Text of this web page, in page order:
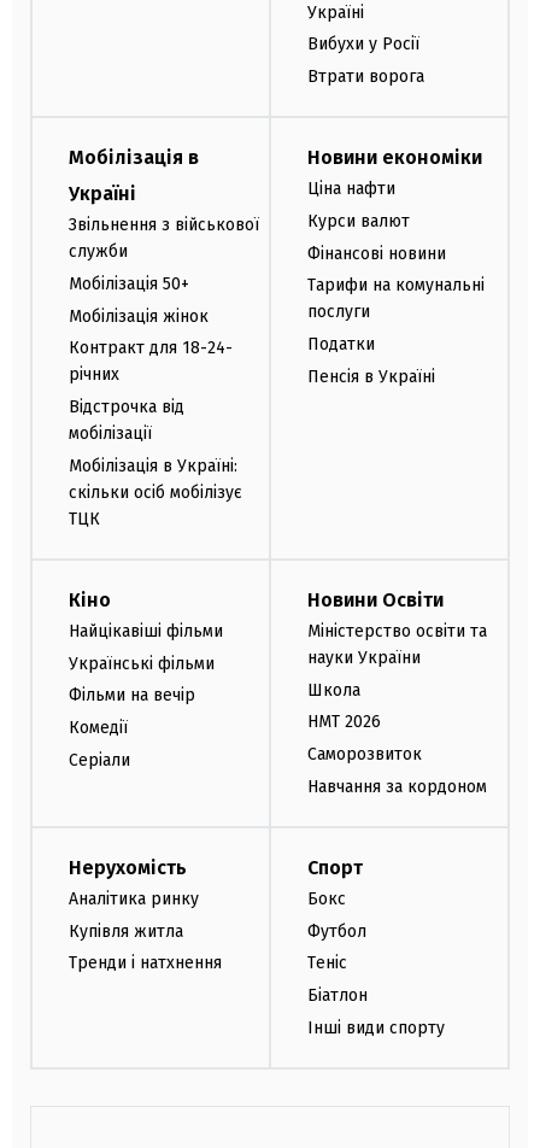
Україні
Вибухи у Росії
Втрати ворога
Мобілізація в
Україні
Звільнення з військової
служби
Мобілізація 50+
Мобілізація жінок
Контракт для 18-24-
річних
Відстрочка від
мобілізації
Мобілізація в Україні:
скільки осіб мобілізує
ТЦК
Новини економіки
Ціна нафти
Курси валют
Фінансові новини
Тарифи на комунальні
послуги
Податки
Пенсія в Україні
Кіно
Найцікавіші фільми
Українські фільми
Фільми на вечір
Комедії
Серіали
Новини Освіти
Міністерство освіти та
науки України
Школа
НМТ 2026
Саморозвиток
Навчання за кордоном
Нерухомість
Аналітика ринку
Купівля житла
Тренди і натхнення
Спорт
Бокс
Футбол
Теніс
Біатлон
Інші види спорту